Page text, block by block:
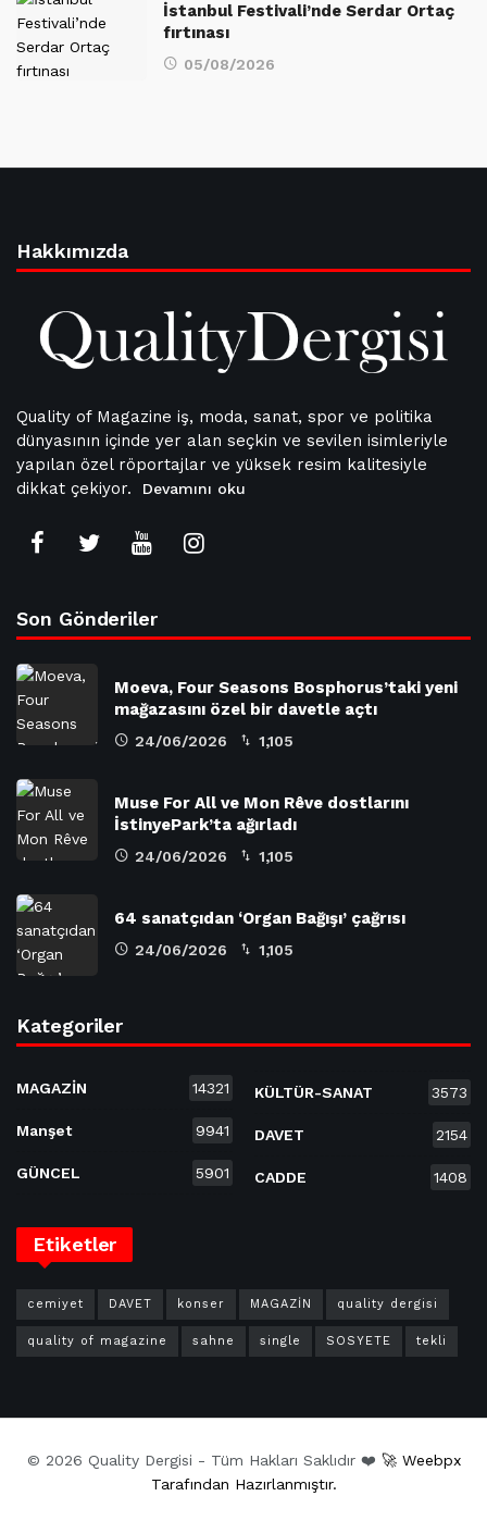
İstanbul Festivali’nde Serdar Ortaç
fırtınası
05/08/2026
Hakkımızda
Quality of Magazine iş, moda, sanat, spor ve politika
dünyasının içinde yer alan seçkin ve sevilen isimleriyle
yapılan özel röportajlar ve yüksek resim kalitesiyle
dikkat çekiyor.
Devamını oku
Son Gönderiler
Moeva, Four Seasons Bosphorus’taki yeni
mağazasını özel bir davetle açtı
24/06/2026 1,105
Muse For All ve Mon Rêve dostlarını
İstinyePark’ta ağırladı
24/06/2026 1,105
64 sanatçıdan ‘Organ Bağışı’ çağrısı
24/06/2026 1,105
Kategoriler
MAGAZİN 14321
Manşet 9941
GÜNCEL 5901
KÜLTÜR-SANAT 3573
DAVET 2154
CADDE 1408
Etiketler
cemiyet DAVET konser MAGAZİN quality dergisi
quality of magazine sahne single SOSYETE tekli
© 2026 Quality Dergisi - Tüm Hakları Saklıdır ❤️ 🚀 Weebpx
Tarafından Hazırlanmıştır.